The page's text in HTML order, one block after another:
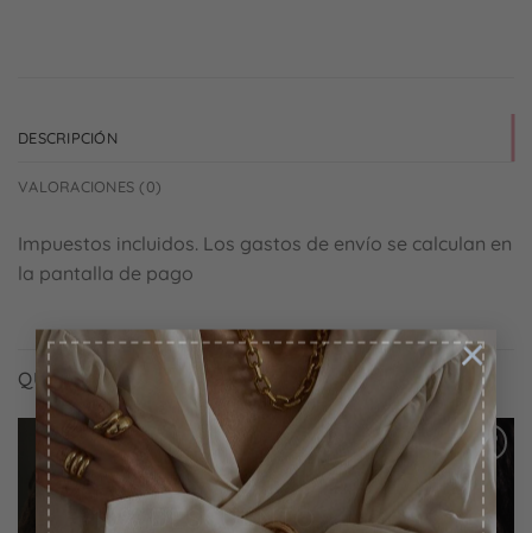
-10% DESCUENTO
Pon tu email para suscribirte y
×
DESCRIPCIÓN
VALORACIONES (0)
Impuestos incluidos. Los gastos de envío se calculan en
la pantalla de pago
QUIZÁS TE GUSTE TAMBIÉN...
Añadir
a la
lista
Añadir
a la
lista
de